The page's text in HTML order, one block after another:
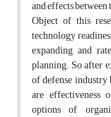
and effects
Object of this
technology
expanding and
planning. So after
of defense
are effectiveness
options of